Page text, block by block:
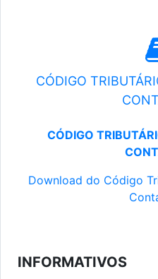
CÓDIGO
CÓDIGO
Download do Código
INFORMATIVOS